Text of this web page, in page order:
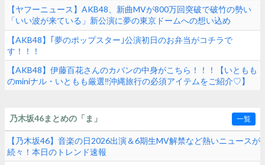
【ヤフーニュース】AKB48、新曲MVが800万回突破で破竹の勢い
「いい波が来ている」新公演に夢の東京ドームへの想い込め
る！！！
【AKB48】｢夢のポップスター｣公演初日のお弁当がコチラで
す！！！
【AKB48】伊藤百花さんのカバンの中身がこちら！！！【いともも
のminiナル・いともも厳選‼︎沖縄旅行の必須アイテムをご紹介♡】
乃木坂46まとめの「ま」 一覧
【乃木坂46】音楽の日2026出演＆6期生MV解禁など熱いニュースが
続々！本日のトレンド速報